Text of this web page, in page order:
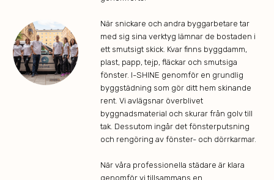
När snickare och andra byggarbetare tar
med sig sina verktyg lämnar de bostaden i
ett smutsigt skick. Kvar finns byggdamm,
plast, papp, tejp, fläckar och smutsiga
fönster. I-SHINE genomför en grundlig
byggstädning som gör ditt hem skinande
rent. Vi avlägsnar överblivet
byggnadsmaterial och skurar från golv till
tak. Dessutom ingår det fönsterputsning
och rengöring av fönster- och dörrkarmar.
När våra professionella städare är klara
genomför vi tillsammans en